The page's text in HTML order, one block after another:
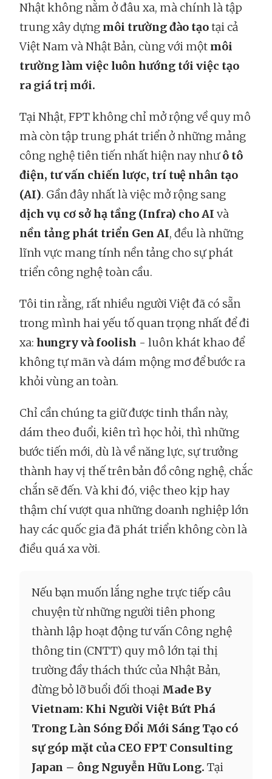
Nhật không nằm ở đâu xa, mà chính là tập
trung xây dựng môi trường đào tạotại cả
Việt Nam và Nhật Bản, cùng với một môi
trường làm việc luôn hướng tới việc tạo
ra giá trị mới.
Tại Nhật, FPT không chỉ mở rộng về quy mô
mà còn tập trung phát triển ở những mảng
công nghệ tiên tiến nhất hiện nay nhưô tô
điện, tư vấn chiến lược, trí tuệ nhân tạo
(AI). Gần đây nhất là việc mở rộng sang
dịch vụ cơ sở hạ tầng (Infra) cho AI và
nền tảng phát triển Gen AI, đều là những
lĩnh vực mang tính nền tảng cho sự phát
triển công nghệ toàn cầu.
Tôi tin rằng, rất nhiều người Việt đã có sẵn
trong mình hai yếu tố quan trọng nhất để đi
xa: hungry và foolish - luôn khát khao để
không tự mãn và dám mộng mơ để bước ra
khỏi vùng an toàn.
Chỉ cần chúng ta giữ được tinh thần này,
dám theo đuổi, kiên trì học hỏi, thì những
bước tiến mới, dù là về năng lực, sự trưởng
thành hay vị thế trên bản đồ công nghệ, chắc
chắn sẽ đến. Và khi đó, việc theo kịp hay
thậm chí vượt qua những doanh nghiệp lớn
hay các quốc gia đã phát triển không còn là
điều quá xa vời.
Nếu bạn muốn lắng nghe trực tiếp câu
chuyện từ những người tiên phong
thành lập hoạt động tư vấn Công nghệ
thông tin (CNTT) quy mô lớn tại thị
trường đầy thách thức của Nhật Bản,
đừng bỏ lỡ buổi đối thoại Made By
Vietnam: Khi Người Việt Bứt Phá
Trong Làn Sóng Đổi Mới Sáng Tạo có
sự góp mặt của CEO FPT Consulting
Japan – ông Nguyễn Hữu Long. Tại